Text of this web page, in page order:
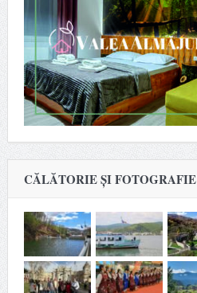
CĂLĂTORIE ȘI FOTOGRAFIE